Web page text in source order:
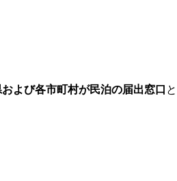
よび各市町村が民泊の届出窓口